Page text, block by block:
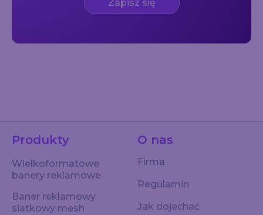
Zapisz się
Produkty
Wielkoformatowe
banery reklamowe
Baner reklamowy
siatkowy mesh
O nas
Firma
Regulamin
Jak dojechać